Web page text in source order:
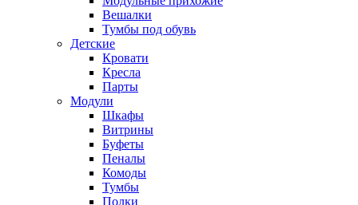
Вешалки
Тумбы под обувь
Детские
Кровати
Кресла
Парты
Модули
Шкафы
Витрины
Буфеты
Пеналы
Комоды
Тумбы
Полки